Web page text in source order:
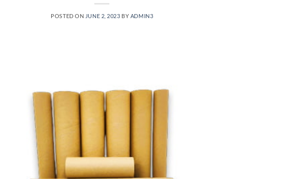
POSTED ON JUNE 2, 2023 BY ADMIN3